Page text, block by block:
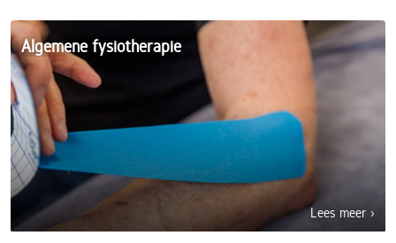
Algemene fysiotherapie
Lees meer ›